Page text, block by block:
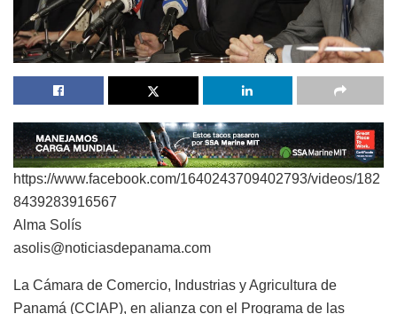
https://www.facebook.com/1640243709402793/videos/182
8439283916567
Alma Solís
asolis@noticiasdepanama.com
La Cámara de Comercio, Industrias y Agricultura de
Panamá (CCIAP), en alianza con el Programa de las